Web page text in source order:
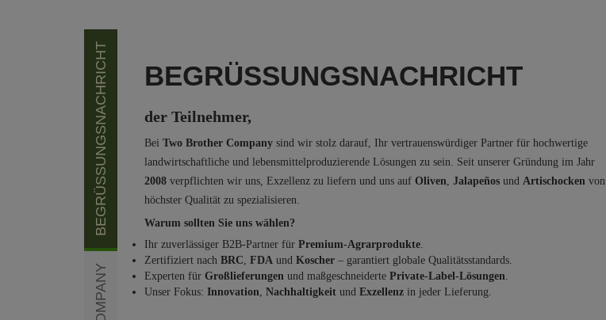
BEGRÜSSUNGSNACHRICHT BEGRÜSSUNGSNACHRICHT
der Teilnehmer,
Bei Two Brother Company sind wir stolz darauf, Ihr vertrauenswürdiger Partner für hochwertige
landwirtschaftliche und lebensmittelproduzierende Lösungen zu sein. Seit unserer Gründung im Jahr
2008 verpflichten wir uns, Exzellenz zu liefern und uns auf Oliven, Jalapeños und Artischocken von
höchster Qualität zu spezialisieren.
Warum sollten Sie uns wählen?
Ihr zuverlässiger B2B-Partner für Premium-Agrarprodukte.
Zertifiziert nach BRC, FDA und Koscher – garantiert globale Qualitätsstandards.
Experten für Großlieferungen und maßgeschneiderte Private-Label-Lösungen.
Unser Fokus: Innovation, Nachhaltigkeit und Exzellenz in jeder Lieferung.